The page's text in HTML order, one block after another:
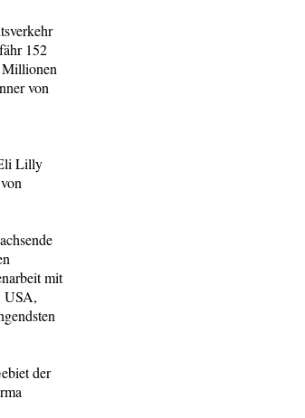
152
Millionen
von
Lilly
mit
USA,
der